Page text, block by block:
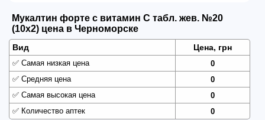
Мукалтин форте с витамин С табл. жев. №20
(10х2) цена в Черноморске
Вид Цена, грн
✅ Самая низкая цена
0
✅ Средняя цена
0
✅ Самая высокая цена
0
✅ Количество аптек 0